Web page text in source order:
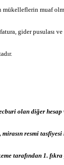
muaf
gider pusulası ve
olan diğer
resmi
tarafından 1.